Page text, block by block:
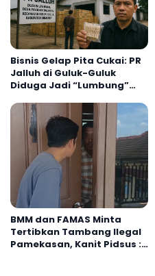
Bisnis Gelap Pita Cukai: PR
Jalluh di Guluk-Guluk
Diduga Jadi “Lumbung”
Cukai Bungkam
BMM dan FAMAS Minta
Tertibkan Tambang Ilegal
Pamekasan, Kanit Pidsus :